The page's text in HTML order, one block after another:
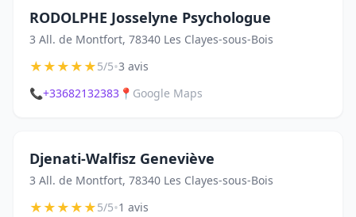
RODOLPHE Josselyne Psychologue
3 All. de Montfort, 78340 Les Clayes-sous-Bois
★★★★★5/5•3 avis
📞+33682132383 📍 Google Maps
Djenati-Walfisz Geneviève
3 All. de Montfort, 78340 Les Clayes-sous-Bois
★★★★★5/5•1 avis